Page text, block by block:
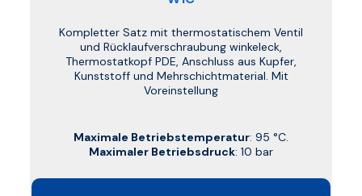
Kompletter Satz mit thermostatischem Ventil
und Rücklaufverschraubung winkeleck,
Thermostatkopf PDE, Anschluss aus Kupfer,
Kunststoff und Mehrschichtmaterial. Mit
Voreinstellung
Maximale Betriebstemperatur: 95 °C.
Maximaler Betriebsdruck: 10 bar